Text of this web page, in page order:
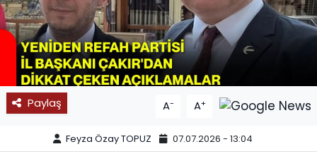
Paylaş A- A+
Feyza Özay TOPUZ 07.07.2026 - 13:04
SPOR
11:11 MANŞET